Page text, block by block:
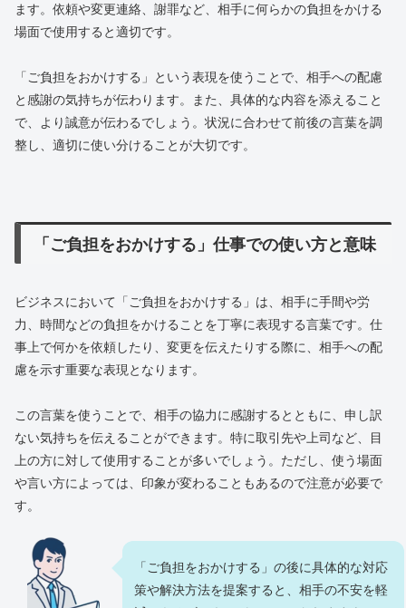
ます。依頼や変更連絡、謝罪など、相手に何らかの負担をかける
場面で使用すると適切です。
「ご負担をおかけする」という表現を使うことで、相手への配慮
と感謝の気持ちが伝わります。また、具体的な内容を添えること
で、より誠意が伝わるでしょう。状況に合わせて前後の言葉を調
整し、適切に使い分けることが大切です。
「ご負担をおかけする」仕事での使い方と意味
ビジネスにおいて「ご負担をおかけする」は、相手に手間や労
力、時間などの負担をかけることを丁寧に表現する言葉です。仕
事上で何かを依頼したり、変更を伝えたりする際に、相手への配
慮を示す重要な表現となります。
この言葉を使うことで、相手の協力に感謝するとともに、申し訳
ない気持ちを伝えることができます。特に取引先や上司など、目
上の方に対して使用することが多いでしょう。ただし、使う場面
や言い方によっては、印象が変わることもあるので注意が必要で
す。
「ご負担をおかけする」の後に具体的な対応
策や解決方法を提案すると、相手の不安を軽